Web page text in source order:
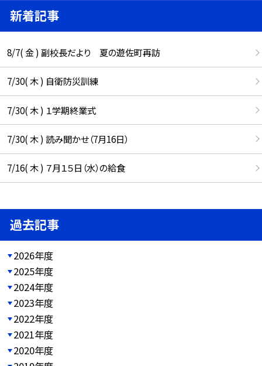
新着記事
8/7( 金 ) 副校長だより 夏の遊佐町再訪
7/30( 木 ) 自衛防災訓練
7/30( 木 ) １学期終業式
7/30( 木 ) 読み聞かせ（7月16日）
7/16( 木 ) ７月１５日（水）の給食
過去記事
2026年度
2025年度
2024年度
2023年度
2022年度
2021年度
2020年度